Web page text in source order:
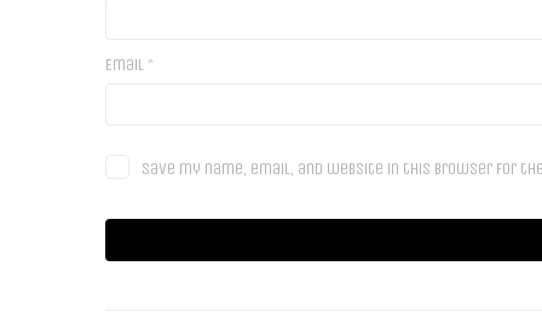
Email *
Save my name, email, and website in this browser for